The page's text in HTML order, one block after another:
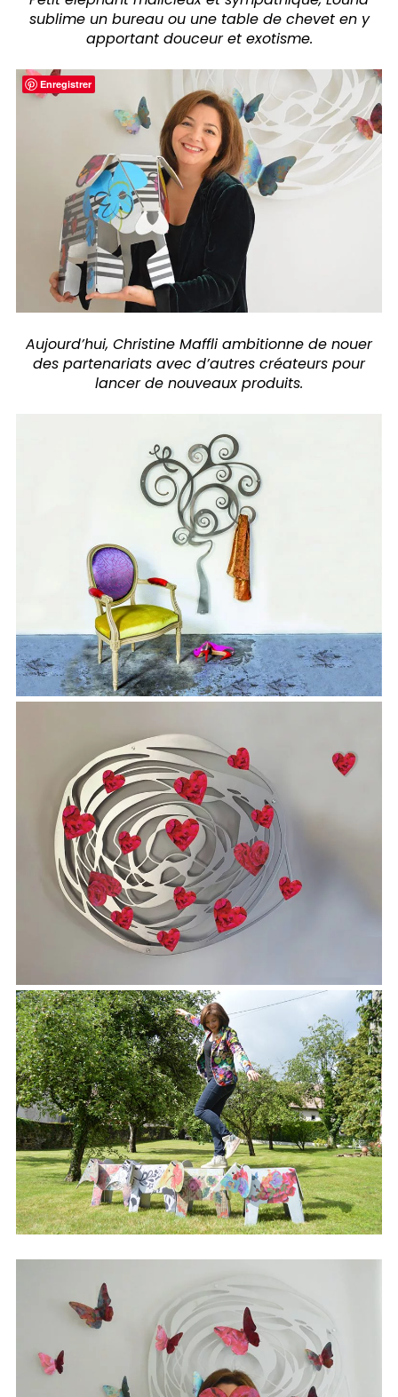
sublime un bureau ou une table de chevet en y
apportant douceur et exotisme.
Aujourd’hui, Christine Maffli ambitionne de nouer
des partenariats avec d’autres créateurs pour
lancer de nouveaux produits.
Enregistrer